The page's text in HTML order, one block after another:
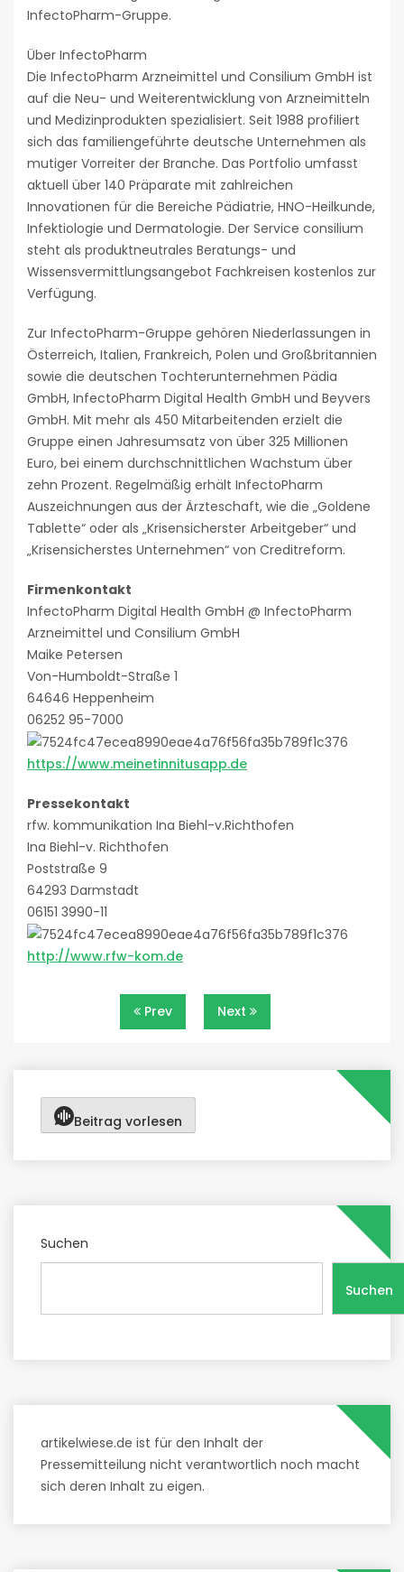
InfectoPharm-Gruppe.
Über InfectoPharm
Die InfectoPharm Arzneimittel und Consilium GmbH ist
auf die Neu- und Weiterentwicklung von Arzneimitteln
und Medizinprodukten spezialisiert. Seit 1988 profiliert
sich das familiengeführte deutsche Unternehmen als
mutiger Vorreiter der Branche. Das Portfolio umfasst
aktuell über 140 Präparate mit zahlreichen
Innovationen für die Bereiche Pädiatrie, HNO-Heilkunde,
Infektiologie und Dermatologie. Der Service consilium
steht als produktneutrales Beratungs- und
Wissensvermittlungsangebot Fachkreisen kostenlos zur
Verfügung.
Zur InfectoPharm-Gruppe gehören Niederlassungen in
Österreich, Italien, Frankreich, Polen und Großbritannien
sowie die deutschen Tochterunternehmen Pädia
GmbH, InfectoPharm Digital Health GmbH und Beyvers
GmbH. Mit mehr als 450 Mitarbeitenden erzielt die
Gruppe einen Jahresumsatz von über 325 Millionen
Euro, bei einem durchschnittlichen Wachstum über
zehn Prozent. Regelmäßig erhält InfectoPharm
Auszeichnungen aus der Ärzteschaft, wie die „Goldene
Tablette“ oder als „Krisensicherster Arbeitgeber“ und
„Krisensicherstes Unternehmen“ von Creditreform.
Firmenkontakt
InfectoPharm Digital Health GmbH @ InfectoPharm
Arzneimittel und Consilium GmbH
Maike Petersen
Von-Humboldt-Straße 1
64646 Heppenheim
06252 95-7000
https://www.meinetinnitusapp.de
Pressekontakt
rfw. kommunikation Ina Biehl-v.Richthofen
Ina Biehl-v. Richthofen
Poststraße 9
64293 Darmstadt
06151 3990-11
http://www.rfw-kom.de
Beitragsnavigation
Prev Next
Beitrag vorlesen
Suchen
Suchen
artikelwiese.de ist für den Inhalt der
Pressemitteilung nicht verantwortlich noch macht
sich deren Inhalt zu eigen.